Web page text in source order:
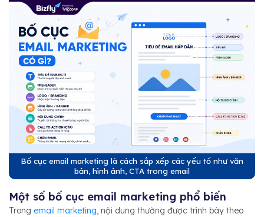
Bố cục email marketing là cách sắp xếp các yếu tố như văn
bản, hình ảnh, CTA trong email
Một số bố cục email marketing phổ biến
Trong email marketing, nội dung thường được trình bày theo